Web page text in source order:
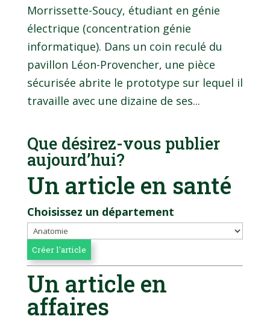
Morrissette-Soucy, étudiant en génie
électrique (concentration génie
informatique). Dans un coin reculé du
pavillon Léon-Provencher, une pièce
sécurisée abrite le prototype sur lequel il
travaille avec une dizaine de ses...
Que désirez-vous publier
aujourd’hui?
Un article en santé
Choisissez un département
Un article en
affaires